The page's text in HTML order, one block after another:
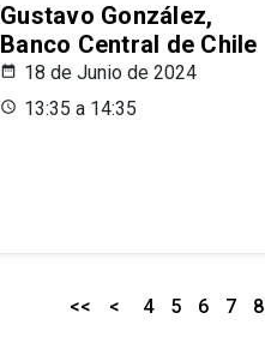
Gustavo González,
Banco Central de Chile
18 de Junio de 2024
13:35 a 14:35
<< < 4 5 6 7 8